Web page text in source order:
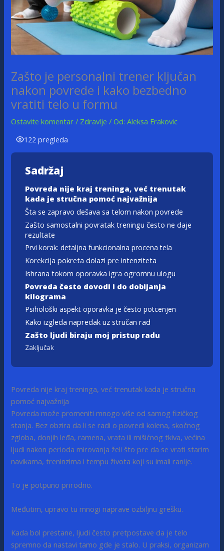
Zašto je personalni trener ključan
nakon povrede i kako bezbedno
vratiti telo u formu
Ostavite komentar / Zdravlje / Od: Aleksa Erakovic
122 pregleda
Sadržaj
Povreda nije kraj treninga, već trenutak
kada je stručna pomoć najvažnija
Šta se zapravo dešava sa telom nakon povrede
Zašto samostalni povratak treningu često ne daje
rezultate
Prvi korak: detaljna funkcionalna procena tela
Korekcija pokreta dolazi pre intenziteta
Ishrana tokom oporavka igra ogromnu ulogu
Povreda često dovodi i do dobijanja
kilograma
Psihološki aspekt oporavka je često potcenjen
Kako izgleda napredak uz stručan rad
Zašto ljudi biraju moj pristup radu
Zaključak
Povreda nije kraj treninga, već trenutak kada je stručna
pomoć najvažnija
Povreda može promeniti mnogo više od samog fizičkog
stanja. Bez obzira da li se radi o povredi kolena, skočnog
zgloba, donjih leđa, ramena, vrata ili mišićnog tkiva, većina
ljudi nakon perioda mirovanja želi što pre da se vrati starim
navikama, treninzima i tempu života koji su imali ranije.
To je potpuno prirodno.
Međutim, upravo tu mnogi naprave ozbiljnu grešku.
Kada bol prestane, ljudi često pretpostave da je telo
spremno da nastavi tamo gde je stalo. U praksi, organizam